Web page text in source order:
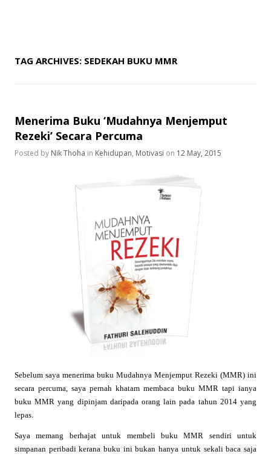
TAG ARCHIVES: SEDEKAH BUKU MMR
Menerima Buku ‘Mudahnya Menjemput
Rezeki’ Secara Percuma
Posted by Nik Thoha in Kehidupan, Motivasi on 12 May, 2015
Sebelum saya menerima buku Mudahnya Menjemput Rezeki (MMR) ini
secara percuma, saya pernah khatam membaca buku MMR tapi ianya
buku MMR yang dipinjam daripada orang lain pada tahun 2014 yang
lepas.
Saya memang berhajat untuk membeli buku MMR sendiri untuk
simpanan peribadi kerana buku ini bukan hanya untuk sekali baca saja